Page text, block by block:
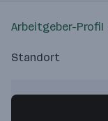
Arbeitgeber-Profil
Standort